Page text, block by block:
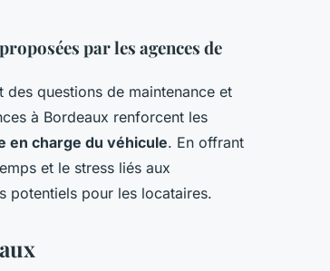
par les agences de
questions de maintenance et
à Bordeaux renforcent les
en charge du véhicule. En offrant
et le stress liés aux
potentiels pour les locataires.